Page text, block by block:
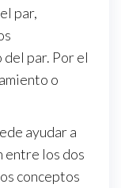
par,
par. Por el
o
ayudar a
entre los dos
conceptos